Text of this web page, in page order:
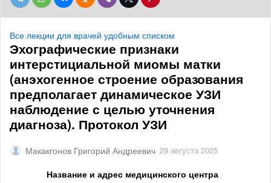
Все лекции для врачей удобным списком
Эхографические признаки
интерстициальной миомы матки
(анэхогенное строение образования
предполагает динамическое УЗИ
наблюдение с целью уточнения
диагноза). Протокол УЗИ
Макакгонов Григорий Андреевич 29 августа 2025
Название и адрес медицинского центра